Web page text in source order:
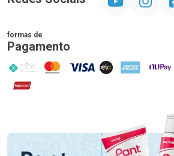
formas de
Pagamento
PIX MasterCard
VISA ELO AMEX NuPay
Hipercard
Promoção em Destaque